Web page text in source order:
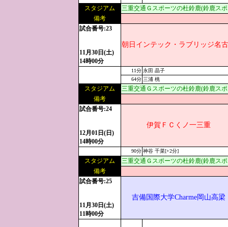
スタジアム
三重交通Ｇスポーツの杜鈴鹿(鈴鹿ス
備考
試合番号:23
11月30日(土)
14時00分
朝日インテック・ラブリッジ名
11分 永田 晶子
64分 三浦 桃
スタジアム
三重交通Ｇスポーツの杜鈴鹿(鈴鹿ス
備考
試合番号:24
12月01日(日)
14時00分
伊賀ＦＣくノ一三重
90分 神谷 千菜[+2分]
スタジアム
三重交通Ｇスポーツの杜鈴鹿(鈴鹿ス
備考
試合番号:25
11月30日(土)
11時00分
吉備国際大学Charme岡山高梁